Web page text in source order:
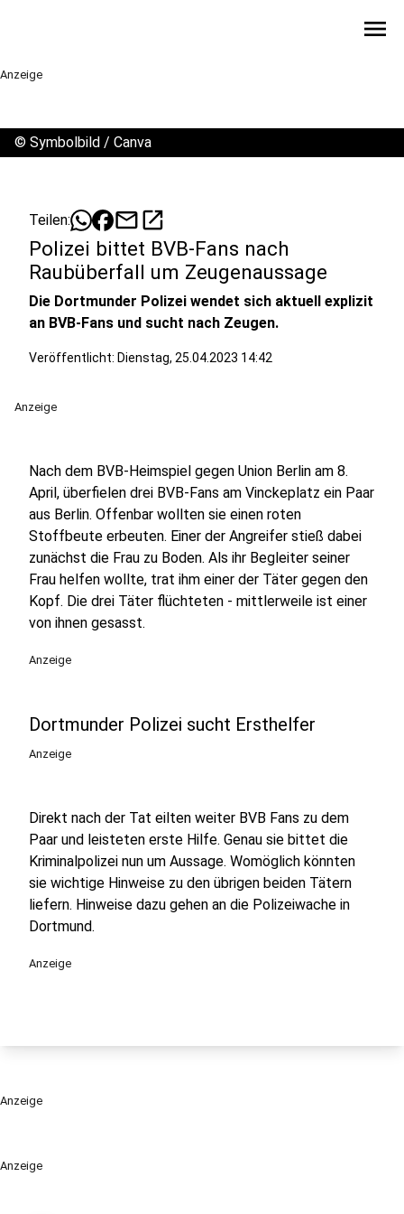
menu
Anzeige
Anzeige
© Symbolbild / Canva
Teilen: mailopen_in_new
Polizei bittet BVB-Fans nach
Raubüberfall um Zeugenaussage
Die Dortmunder Polizei wendet sich aktuell explizit
an BVB-Fans und sucht nach Zeugen.
Veröffentlicht: Dienstag, 25.04.2023 14:42
Anzeige
Nach dem BVB-Heimspiel gegen Union Berlin am 8.
April, überfielen drei BVB-Fans am Vinckeplatz ein Paar
aus Berlin. Offenbar wollten sie einen roten
Stoffbeute erbeuten. Einer der Angreifer stieß dabei
zunächst die Frau zu Boden. Als ihr Begleiter seiner
Frau helfen wollte, trat ihm einer der Täter gegen den
Kopf. Die drei Täter flüchteten - mittlerweile ist einer
von ihnen gesasst.
Anzeige
Dortmunder Polizei sucht Ersthelfer
Anzeige
Direkt nach der Tat eilten weiter BVB Fans zu dem
Paar und leisteten erste Hilfe. Genau sie bittet die
Kriminalpolizei nun um Aussage. Womöglich könnten
sie wichtige Hinweise zu den übrigen beiden Tätern
liefern. Hinweise dazu gehen an die Polizeiwache in
Dortmund.
Anzeige
Anzeige